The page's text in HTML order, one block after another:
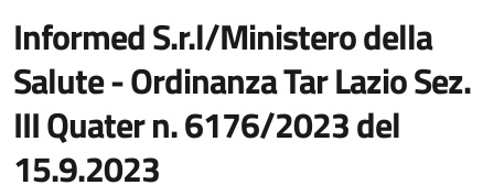
Informed S.r.l/Ministero della
Salute - Ordinanza Tar Lazio Sez.
III Quater n. 6176/2023 del
15.9.2023